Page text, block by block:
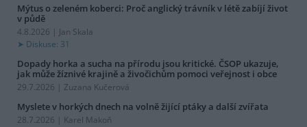
Mýtus o zeleném koberci: Proč anglický trávník v létě zabíjí život
v půdě
4.8.2026 | Jan Skala
Diskuse: 31
Dopady horka a sucha na přírodu jsou kritické. ČSOP ukazuje,
jak může žíznivé krajině a živočichům pomoci veřejnost i obce
29.7.2026 | Zuzana Kučerová
Myslete v horkých dnech na volně žijící ptáky a další zvířata
28.7.2026 | Karel Makoň